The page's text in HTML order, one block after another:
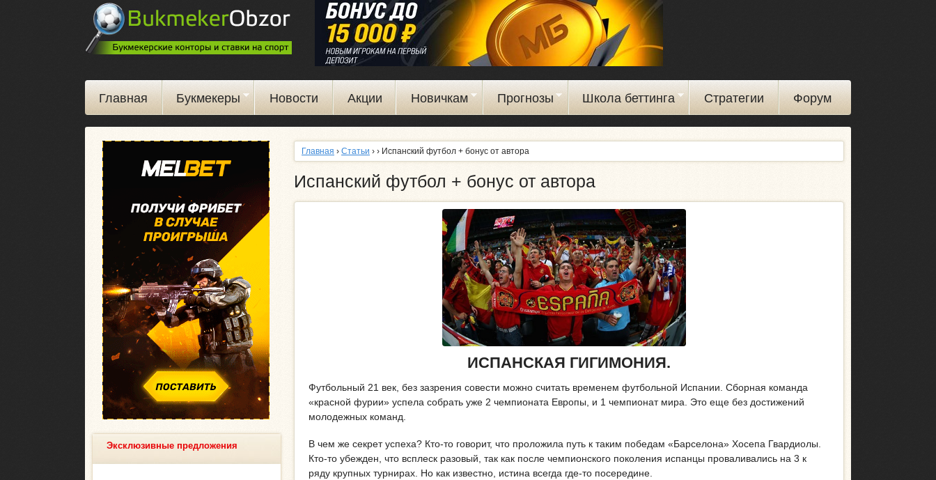
Перейти
к
основному
содержанию
Главная Букмекеры Новости Акции Новичкам Прогнозы Школа беттинга Стратегии Форум
Главная › Статьи › › Испанский футбол + бонус от автора
Испанский футбол + бонус от автора
ИСПАНСКАЯ ГИГИМОНИЯ.
Футбольный 21 век, без зазрения совести можно считать временем футбольной Испании. Сборная команда
«красной фурии» успела собрать уже 2 чемпионата Европы, и 1 чемпионат мира. Это еще без достижений
молодежных команд.
В чем же секрет успеха? Кто-то говорит, что проложила путь к таким победам «Барселона» Хосепа Гвардиолы.
Кто-то убежден, что всплеск разовый, так как после чемпионского поколения испанцы проваливались на 3 к
ряду крупных турнирах. Но как известно, истина всегда где-то посередине.
Эксклюзивные предложения